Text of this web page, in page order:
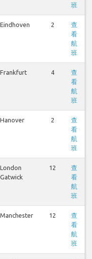
班
Eindhoven 2
查
看
航
班
Frankfurt 4
查
看
航
班
Hanover 2
查
看
航
班
London
Gatwick
12
查
看
航
班
Manchester 12
查
看
航
班